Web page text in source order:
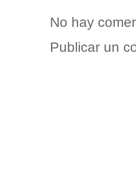
No hay
Publicar un